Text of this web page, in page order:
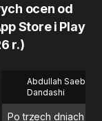
ocen od
Store i Play
r.)
Abdullah Saeb Al
Dandashi
Po trzech dniach